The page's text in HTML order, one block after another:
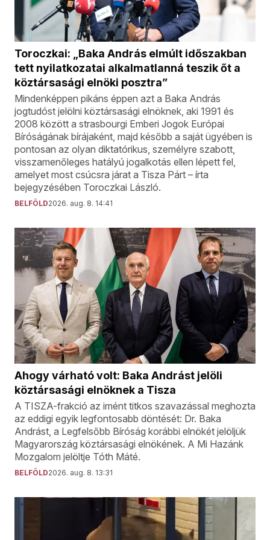
Toroczkai: „Baka András elmúlt időszakban
tett nyilatkozatai alkalmatlanná teszik őt a
köztársasági elnöki posztra”
Mindenképpen pikáns éppen azt a Baka András
jogtudóst jelölni köztársasági elnöknek, aki 1991 és
2008 között a strasbourgi Emberi Jogok Európai
Bíróságának bírájaként, majd később a saját ügyében is
pontosan az olyan diktatórikus, személyre szabott,
visszamenőleges hatályú jogalkotás ellen lépett fel,
amelyet most csúcsra járat a Tisza Párt – írta
bejegyzésében Toroczkai László.
BELFÖLD2026. aug. 8. 14:41
Ahogy várható volt: Baka Andrást jelöli
köztársasági elnöknek a Tisza
A TISZA-frakció az imént titkos szavazással meghozta
az eddigi egyik legfontosabb döntését: Dr. Baka
Andrást, a Legfelsőbb Bíróság korábbi elnökét jelöljük
Magyarország köztársasági elnökének. A Mi Hazánk
Mozgalom jelöltje Tóth Máté.
BELFÖLD2026. aug. 8. 13:31